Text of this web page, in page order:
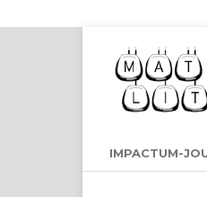
IMPACTUM-